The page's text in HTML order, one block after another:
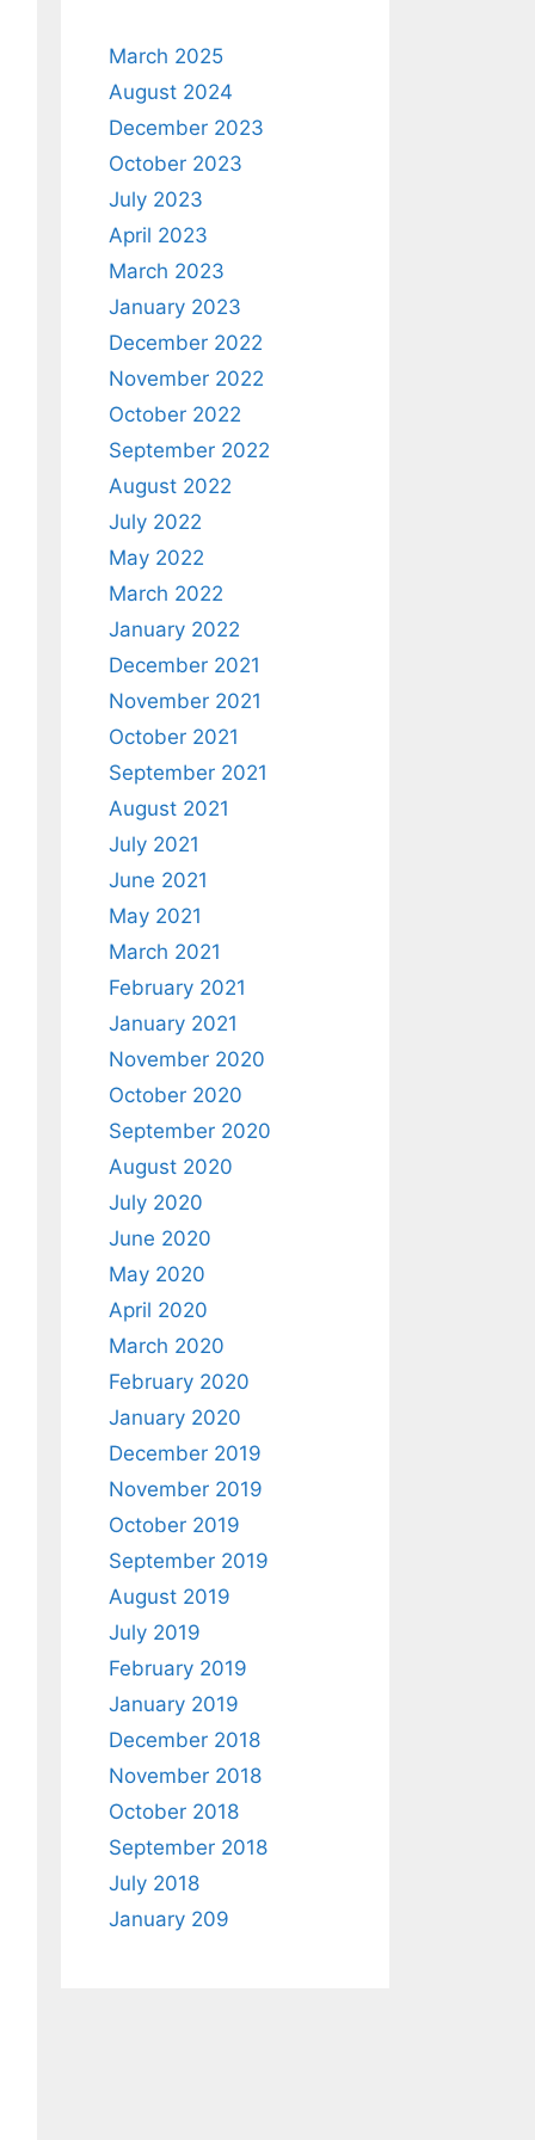
March 2025
August 2024
December 2023
October 2023
July 2023
April 2023
March 2023
January 2023
December 2022
November 2022
October 2022
September 2022
August 2022
July 2022
May 2022
March 2022
January 2022
December 2021
November 2021
October 2021
September 2021
August 2021
July 2021
June 2021
May 2021
March 2021
February 2021
January 2021
November 2020
October 2020
September 2020
August 2020
July 2020
June 2020
May 2020
April 2020
March 2020
February 2020
January 2020
December 2019
November 2019
October 2019
September 2019
August 2019
July 2019
February 2019
January 2019
December 2018
November 2018
October 2018
September 2018
July 2018
January 209